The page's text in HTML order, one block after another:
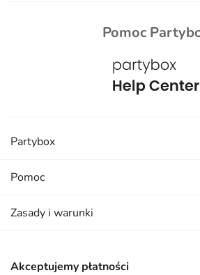
Pomoc
Akceptujemy płatności
Partybox
Pomoc
Zasady i warunki